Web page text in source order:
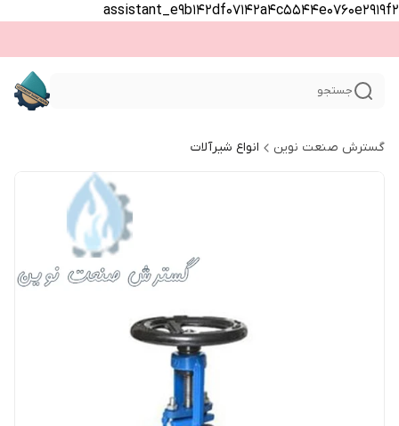
assistant_e9b142df07142a4c5544e0760e2919f2
جستجو
گسترش صنعت نوین انواع شیرآلات